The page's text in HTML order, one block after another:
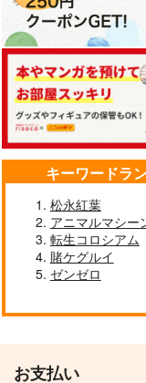
スペイン軍とフィンラ
ンド軍の装甲列車
オペレーション・ボッ
853円（税込）
サンプル
作品詳細
キーワードラ
松永紅葉
アニマルマシー
転生コロシアム
賭ケグルイ
ゼンゼロ
お支払い